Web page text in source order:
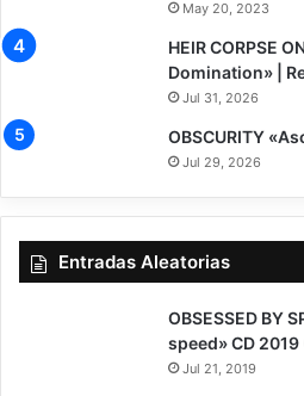
May 20, 2023
8
HEIR CORPSE
Domination» |
Jul 31, 2026
OBSCURITY
Jul 29, 2026
Entradas Aleatorias
OBSESSED BY
speed» CD
Jul 21, 2019